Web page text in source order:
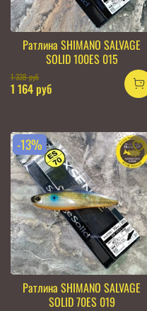
Ратлина SHIMANO SALVAGE
SOLID 100ES 015
1 338 руб
1 164 руб
-13%
Ратлина SHIMANO SALVAGE
SOLID 70ES 019